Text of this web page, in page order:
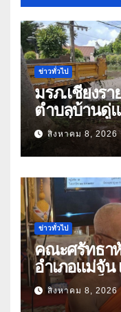
ข่าวทั่วไป
มรภ.เชียงร
ตำบลบ้านดู่แ
ลอกสิ่งกีดขว
ปัญหาน้ำท่ว
สิงหาคม 8, 2026
ข่าวทั่วไป
คณะศรัทธา
อำเภอแม่จัน
แก๊งคอลเซ็น
ปีกว่า 66 บั
สิงหาคม 8, 2026